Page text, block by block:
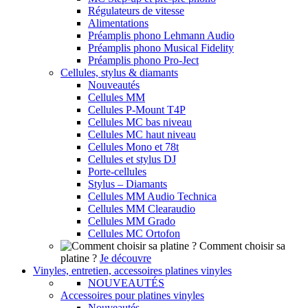
Régulateurs de vitesse
Alimentations
Préamplis phono Lehmann Audio
Préamplis phono Musical Fidelity
Préamplis phono Pro-Ject
Cellules, stylus & diamants
Nouveautés
Cellules MM
Cellules P-Mount T4P
Cellules MC bas niveau
Cellules MC haut niveau
Cellules Mono et 78t
Cellules et stylus DJ
Porte-cellules
Stylus – Diamants
Cellules MM Audio Technica
Cellules MM Clearaudio
Cellules MM Grado
Cellules MC Ortofon
Comment choisir sa
platine ? Je découvre
Vinyles, entretien, accessoires platines vinyles
NOUVEAUTÉS
Accessoires pour platines vinyles